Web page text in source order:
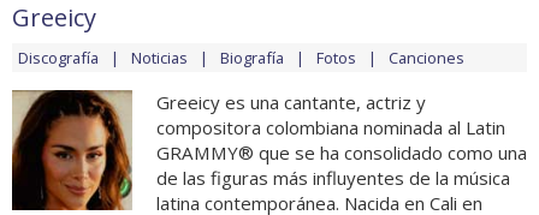
Greeicy
Discografía Noticias Biografía Fotos Canciones
Greeicy es una cantante, actriz y
compositora colombiana nominada al Latin
GRAMMY® que se ha consolidado como una
de las figuras más influyentes de la música
latina contemporánea. Nacida en Cali en